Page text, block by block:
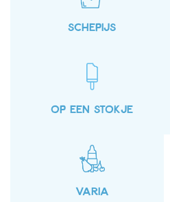
SCHEPIJS
OP EEN STOKJE
VARIA